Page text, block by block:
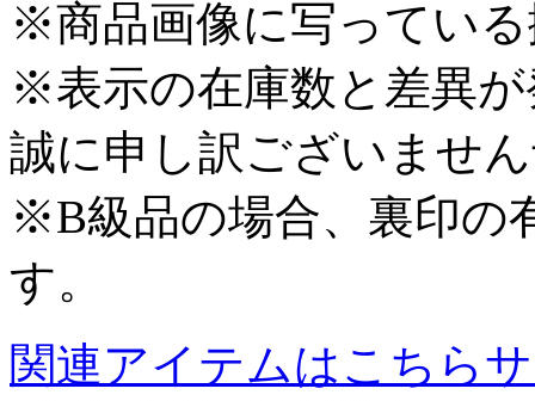
※商品画像に写ってい
※表示の在庫数と差異
誠に申し訳ございませ
※B級品の場合、裏印の
す。
関連アイテムはこちら